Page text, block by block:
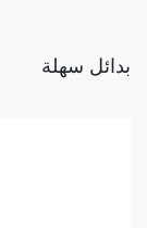
بدائل سهلة